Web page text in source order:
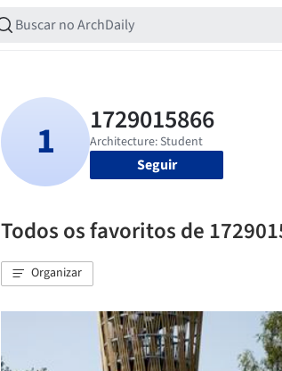
Seguir
Todos os favoritos de
Organizar